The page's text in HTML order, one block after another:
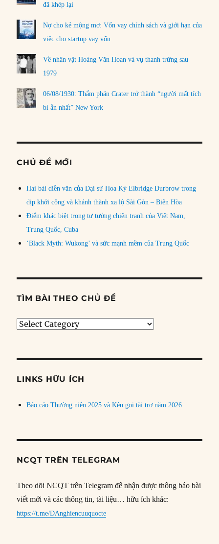
đã khép lại
Nợ cho kẻ mộng mơ: Vốn vay chính sách và giới hạn của
việc cho startup vay vốn
Về nhân vật Hoàng Văn Hoan và vụ thanh trừng sau
1979
06/08/1930: Thẩm phán Crater trở thành “người mất tích
bí ẩn nhất” New York
CHỦ ĐỀ MỚI
Hai bài diễn văn của Đại sứ Hoa Kỳ Elbridge Durbrow trong
dịp khởi công và khánh thành xa lộ Sài Gòn – Biên Hòa
Điểm khác biệt trong tư tưởng chiến tranh của Việt Nam,
Trung Quốc, Cuba
‘Black Myth: Wukong’ và sức mạnh mềm của Trung Quốc
TÌM BÀI THEO CHỦ ĐỀ
Tìm
đề
LINKS HỮU ÍCH
Báo cáo Thường niên 2025 và Kêu gọi tài trợ năm 2026
NCQT TRÊN TELEGRAM
Theo dõi NCQT trên Telegram để nhận được thông báo bài
viết mới và các thông tin, tài liệu… hữu ích khác:
https://t.me/DAnghiencuuquocte